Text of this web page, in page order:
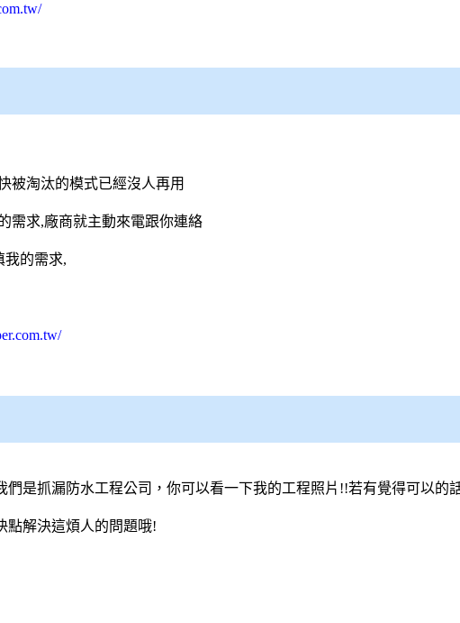
被淘汰的模式已經沒人再用
需求,廠商就主動來電跟你連絡
我的需求,
們是抓漏防水工程公司，你可以看一下我的工程照片!!若有覺得可以的
點解決這煩人的問題哦!